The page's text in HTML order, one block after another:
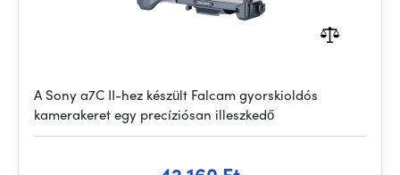
A Sony a7C II-hez készült Falcam gyorskioldós
kamerakeret egy precíziósan illeszkedő